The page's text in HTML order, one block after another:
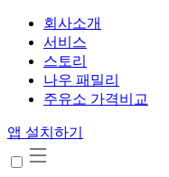
회사소개
서비스
스토리
나우 패밀리
주유소 가격비교
앱 설치하기